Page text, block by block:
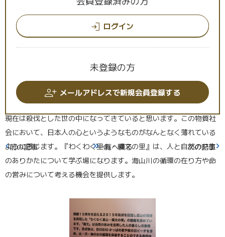
「命の教育・命の営み」を体験できる施設
この度設置される「わくわく里山・縄文の里」に
ついてお教えください。
現在は殺伐とした世の中になってきていると思います。この物質社
会において、日本人の心というようなものがなんとなく薄れている
ように感じます。『わくわく里山・縄文の里』は、人と自然の共生
のありかたについて学ぶ場になります。海山川の循環の在り方や命
の営みについて考える機会を提供します。
ログイン
未登録の方
メールアドレスで新規会員登録する
前の記事 一覧へ戻る 次の記事